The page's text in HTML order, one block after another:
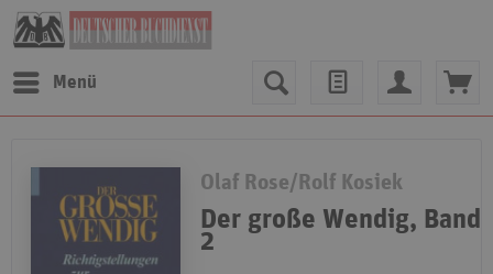
Menü
Olaf Rose/Rolf Kosiek
Der große Wendig, Band
2